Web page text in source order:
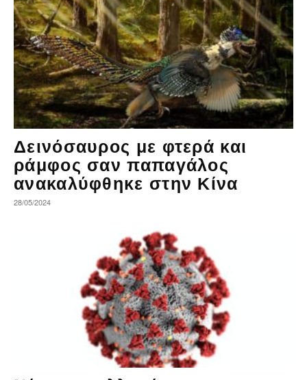
Δεινόσαυρος με φτερά και
ράμφος σαν παπαγάλος
ανακαλύφθηκε στην Κίνα
28/05/2024